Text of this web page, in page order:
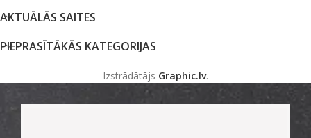
AKTUĀLĀS SAITES
PIEPRASĪTĀKĀS KATEGORIJAS
Izstrādātājs Graphic.lv.